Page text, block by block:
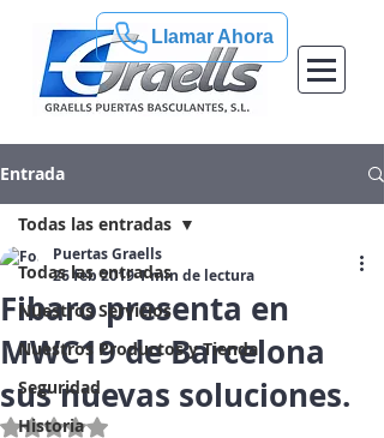
Llamar Ahora
Entrada
Todas las entradas
Nuestros Servicios
Nuestros Productos y Tienda
Seguridad
Historia
Todas las entradas
Fibaro presenta en
MWC19 de Barcelona
sus nuevas soluciones.
Puertas Graells
26 feb 20191 min de lectura
Obtuvo NaN de 5 estrellas.